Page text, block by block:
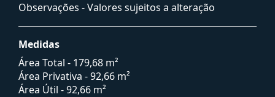
Observações - Valores sujeitos a alteração
Medidas
Área Total - 179,68 m²
Área Privativa - 92,66 m²
Área Útil - 92,66 m²